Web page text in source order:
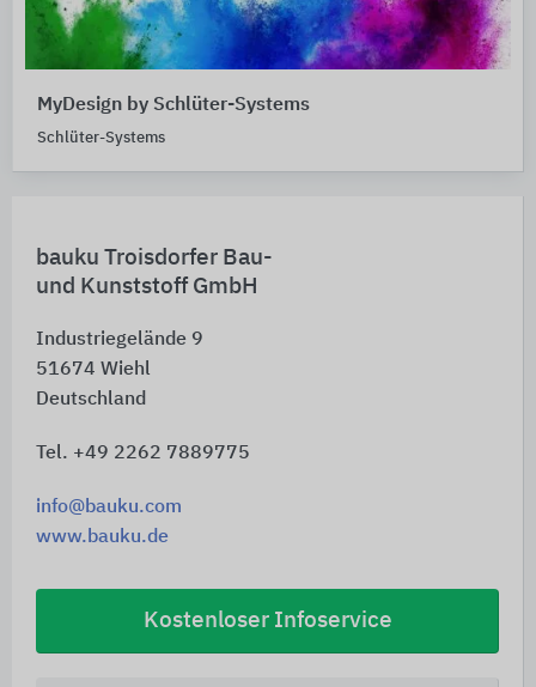
bauku Troisdorfer Bau-
und Kunststoff GmbH
Industriegelände 9
51674 Wiehl
Deutschland
Tel. +49 2262 7889775
info@bauku.com
www.bauku.de
Kostenloser Infoservice
MyDesign by Schlüter-Systems
Schlüter-Systems